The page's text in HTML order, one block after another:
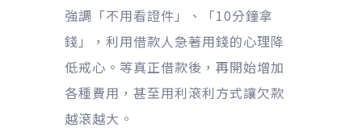
強調「不用看證件」、「10分鐘拿
錢」，利用借款人急著用錢的心理降
低戒心。等真正借款後，再開始增加
各種費用，甚至用利滾利方式讓欠款
越滾越大。